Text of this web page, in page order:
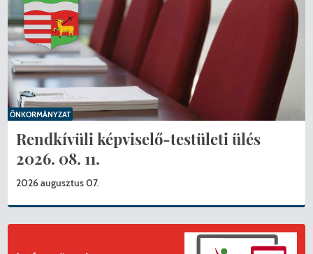
Rendkívüli képviselő-testületi ülés
2026. 08. 11.
2026 augusztus 07.
ÖNKORMÁNYZAT